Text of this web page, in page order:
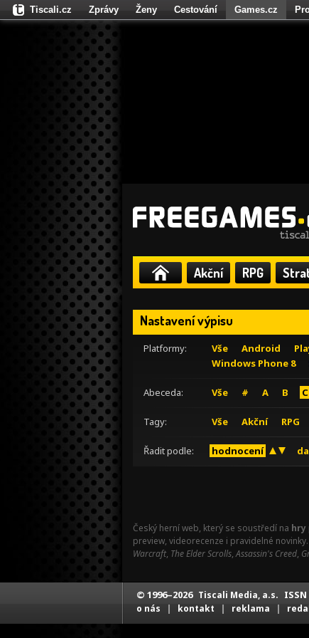
Akční RPG
Nastavení výpisu
Platformy: Vše Android
Windows Phone 8
Abeceda: Vše # A B C
Tagy: Vše Akční RPG
Řadit podle: hodnocení
Český herní web, který se soustředí na hry
preview, videorecenze i pravidelné
Warcraft, The Elder Scrolls,Assassin's Creed,
Tiscali.cz Zprávy Ženy Cestování Games.cz
Fights.cz
© 1996–2026 Tiscali Media, a.s. ISSN
o nás | kontakt | reklama |